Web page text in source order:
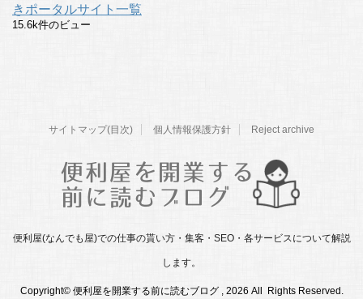
きポータルサイト一覧
15.6k件のビュー
サイトマップ(目次) 個人情報保護方針 Reject archive
便利屋(なんでも屋)での仕事の貰い方・集客・SEO・各サービスについて解説
します。
Copyright© 便利屋を開業する前に読むブログ , 2026 All Rights Reserved.